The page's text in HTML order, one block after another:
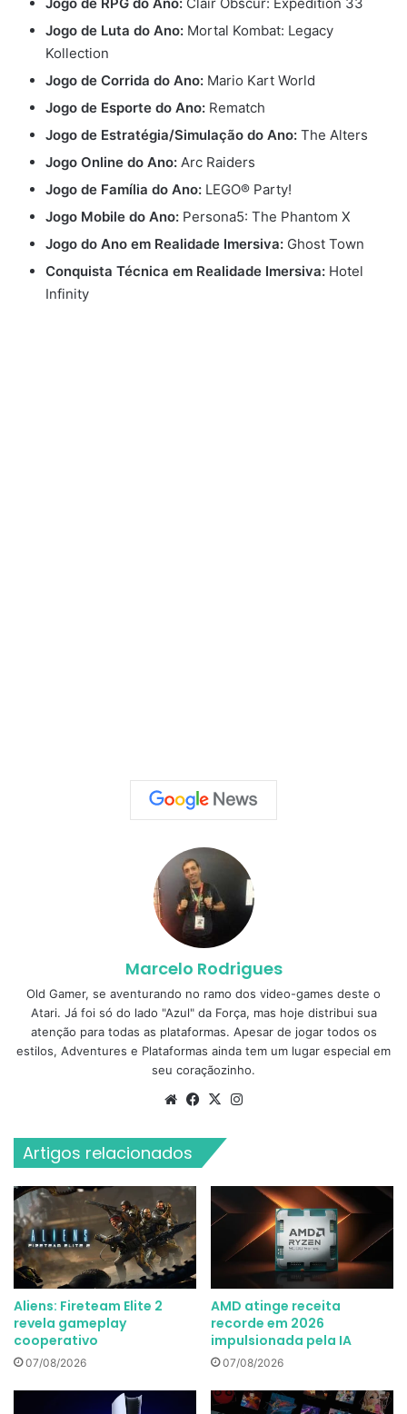
Jogo de Luta do Ano: Mortal Kombat: Legacy
Kollection
Jogo de Corrida do Ano: Mario Kart World
Jogo de Esporte do Ano: Rematch
Jogo de Estratégia/Simulação do Ano: The Alters
Jogo Online do Ano: Arc Raiders
Jogo de Família do Ano: LEGO® Party!
Jogo Mobile do Ano: Persona5: The Phantom X
Jogo do Ano em Realidade Imersiva: Ghost Town
Conquista Técnica em Realidade Imersiva: Hotel
Infinity
Marcelo Rodrigues
Old Gamer, se aventurando no ramo dos video-games deste o
Atari. Já foi só do lado "Azul" da Força, mas hoje distribui sua
atenção para todas as plataformas. Apesar de jogar todos os
estilos, Adventures e Plataformas ainda tem um lugar especial em
seu coraçãozinho.
WebsiteFacebook
X
Artigos relacionados
Aliens: Fireteam Elite 2
revela gameplay
cooperativo
07/08/2026
AMD atinge receita
recorde em 2026
impulsionada pela IA
07/08/2026